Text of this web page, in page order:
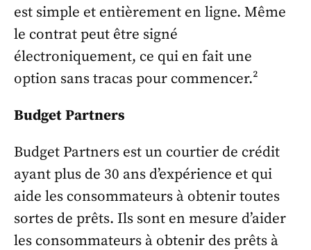
est simple et entièrement en ligne. Même
le contrat peut être signé
électroniquement, ce qui en fait une
option sans tracas pour commencer.²
Budget Partners
Budget Partners est un courtier de crédit
ayant plus de 30 ans d’expérience et qui
aide les consommateurs à obtenir toutes
sortes de prêts. Ils sont en mesure d’aider
les consommateurs à obtenir des prêts à